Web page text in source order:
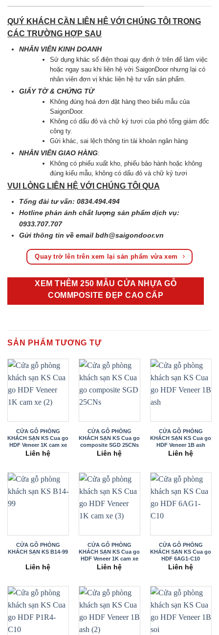
QUÝ KHÁCH CẦN LIÊN HỆ VỚI CHÚNG TÔI TRONG
CÁC TRƯỜNG HỢP SAU
NHÂN VIÊN KINH DOANH
Sử dụng khác số điện thoại quy định ở trên để làm việc
hoặc ngay sau khi liên hệ với SaigonDoor nhưng lại có
nhân viên đơn vị khác liên hệ tư vấn sản phẩm.
GIẤY TỜ & CHỨNG TỪ
Không đúng hoá đơn đặt hàng theo biểu mẫu của
SaigonDoor.
Không có dấu đỏ và chữ ký tươi của phó tổng giám đốc
công ty.
Gửi khác, sai lệch thông tin tài khoản ngân hàng
NHÂN VIÊN GIAO HÀNG:
Không có phiếu xuất kho, phiếu bảo hành hoặc không
đúng kiểu mẫu, không có dấu đỏ và chữ kỷ tươi
VUI LÒNG LIÊN HỆ VỚI CHÚNG TÔI QUA
Tổng đài tư vấn: 0834.494.494
Hotline phản ánh chất lượng sản phẩm dịch vụ:
0933.707.707
Gửi thông tin về emailbdh@saigondoor.vn
Quay trở lên trên xem lại sản phẩm vừa xem
XEM THÊM 250 MẪU CỬA NHỰA GỖ
COMMPOSITE ĐẸP CAO CẤP
SẢN PHẨM TƯƠNG TỰ
CỬA GỖ PHÒNG
KHÁCH SẠN KS Cua go
HDF Veneer 1K cam xe
(2)
Liên hệ
CỬA GỖ PHÒNG
KHÁCH SẠN KS Cua go
composite SGD 25CNs
Liên hệ
CỬA GỖ PHÒNG
KHÁCH SẠN KS Cua go
HDF Veneer 1B ash
Liên hệ
CỬA GỖ PHÒNG
KHÁCH SẠN KS B14-99
Liên hệ
CỬA GỖ PHÒNG
KHÁCH SẠN KS Cua go
HDF Veneer 1K cam xe
(3)
Liên hệ
CỬA GỖ PHÒNG
KHÁCH SẠN KS Cua go
HDF 6AG1-C10
Liên hệ